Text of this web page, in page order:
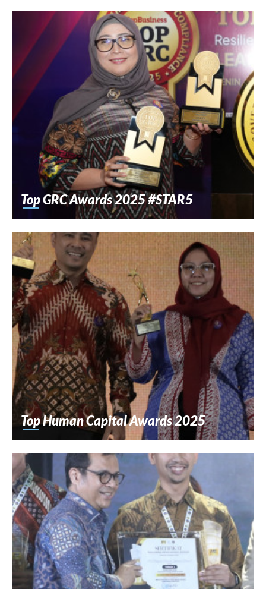
Top GRC Awards 2025 #STAR5
Top Human Capital Awards 2025